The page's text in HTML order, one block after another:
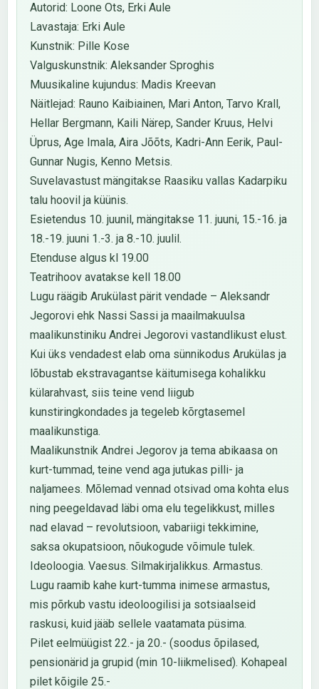
Autorid: Loone Ots, Erki Aule
Lavastaja: Erki Aule
Kunstnik: Pille Kose
Valguskunstnik: Aleksander Sproghis
Muusikaline kujundus: Madis Kreevan
Näitlejad: Rauno Kaibiainen, Mari Anton, Tarvo Krall,
Hellar Bergmann, Kaili Närep, Sander Kruus, Helvi
Üprus, Age Imala, Aira Jõõts, Kadri-Ann Eerik, Paul-
Gunnar Nugis, Kenno Metsis.
Suvelavastust mängitakse Raasiku vallas Kadarpiku
talu hoovil ja küünis.
Esietendus 10. juunil, mängitakse 11. juuni, 15.-16. ja
18.-19. juuni 1.-3. ja 8.-10. juulil.
Etenduse algus kl 19.00
Teatrihoov avatakse kell 18.00
Lugu räägib Arukülast pärit vendade – Aleksandr
Jegorovi ehk Nassi Sassi ja maailmakuulsa
maalikunstiniku Andrei Jegorovi vastandlikust elust.
Kui üks vendadest elab oma sünnikodus Arukülas ja
lõbustab ekstravagantse käitumisega kohalikku
külarahvast, siis teine vend liigub
kunstiringkondades ja tegeleb kõrgtasemel
maalikunstiga.
Maalikunstnik Andrei Jegorov ja tema abikaasa on
kurt-tummad, teine vend aga jutukas pilli- ja
naljamees. Mõlemad vennad otsivad oma kohta elus
ning peegeldavad läbi oma elu tegelikkust, milles
nad elavad – revolutsioon, vabariigi tekkimine,
saksa okupatsioon, nõukogude võimule tulek.
Ideoloogia. Vaesus. Silmakirjalikkus. Armastus.
Lugu raamib kahe kurt-tumma inimese armastus,
mis põrkub vastu ideoloogilisi ja sotsiaalseid
raskusi, kuid jääb sellele vaatamata püsima.
Pilet eelmüügist 22.- ja 20.- (soodus õpilased,
pensionärid ja grupid (min 10-liikmelised). Kohapeal
pilet kõigile 25.-